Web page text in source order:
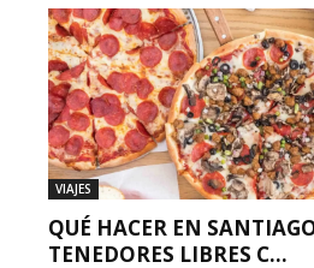
VIAJES
QUÉ HACER EN
TENEDORES LIBRES C...